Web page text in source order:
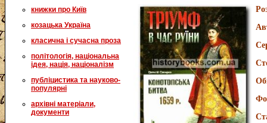
книжки про Київ
козацька Україна
класична і сучасна проза
політологія, національна
ідея, нація, націоналізм
публіцистика та науково-
популярні
архівні матеріали,
документи